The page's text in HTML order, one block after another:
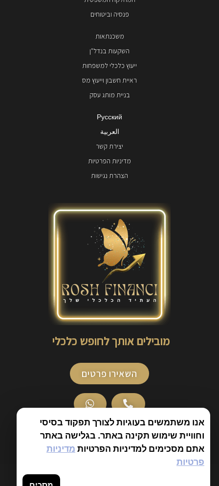
פנסיה וביטוחים
משכנתאות
השקעות בנדל"ן
ייעוץ כלכלי למשפחות
ראיית חשבון וייעוץ מס
בניית מותג עסק
Русский
العربية
יצירת קשר
מדיניות הפרטיות
הצהרת נגישות
מובילים אותך לחופש כלכלי
השאירו פרטים
אנו משתמשים בעוגיות לצורך תפקוד בסיסי
וחוויית שימוש תקינה באתר. בגלישה באתר
אתם מסכימים למדיניות הפרטיות מדיניות
פרטיות